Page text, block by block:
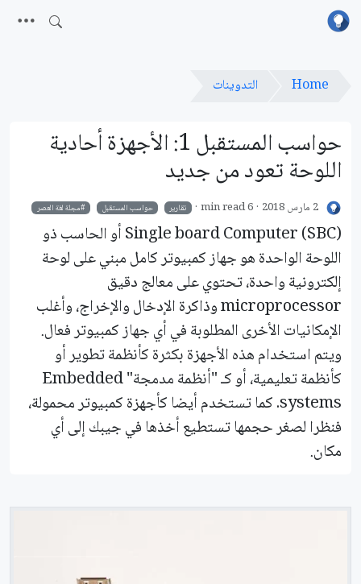
Home التدوينات
حواسب المستقبل 1: الأجهزة أحادية
اللوحة تعود من جديد
2 مارس 2018 6 min read تقارير حواسب المستقبل مجلة لغة العصر
(SBC) Single board Computer أو الحاسب ذو
اللوحة الواحدة هو جهاز كمبيوتر كامل مبني على لوحة
إلكترونية واحدة، تحتوي على معالج دقيق
microprocessor وذاكرة الإدخال والإخراج، وأغلب
الإمكانيات الأخرى المطلوبة في أي جهاز كمبيوتر فعال.
ويتم استخدام هذه الأجهزة بكثرة كأنظمة تطوير أو
كأنظمة تعليمية، أو كـ "أنظمة مدمجة" Embedded
systems. كما تستخدم أيضا كأجهزة كمبيوتر محمولة،
فنظرا لصغر حجمها تستطيع أخذها في جيبك إلى أي
مكان.